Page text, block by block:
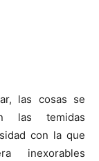
las cosas se
las temidas
con la que
inexorables